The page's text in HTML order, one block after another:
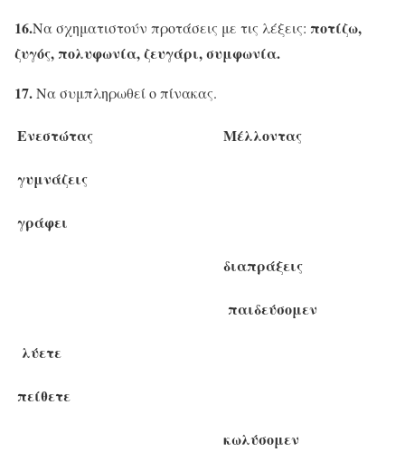
16.Να σχηματιστούν προτάσεις με τις λέξεις: ποτίζω,
ζυγός, πολυφωνία, ζευγάρι, συμφωνία.
17.Να συμπληρωθεί ο πίνακας.
Ενεστώτας Μέλλοντας
γυμνάζεις
γράφει
διαπράξεις
παιδεύσομεν
λύετε
πείθετε
κωλύσομεν